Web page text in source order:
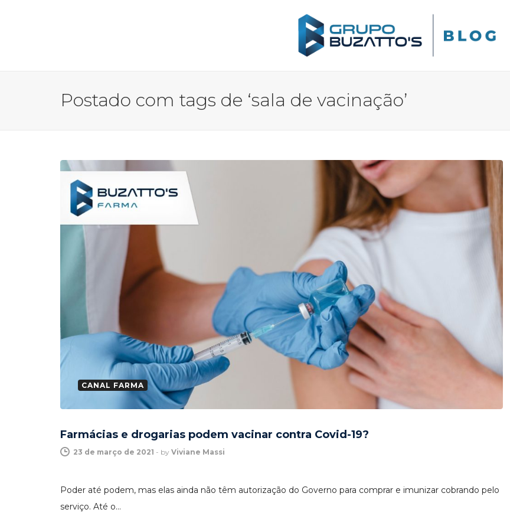
Postado com tags de ‘sala de vacinação’
CANAL FARMA
Farmácias e drogarias podem vacinar contra Covid-19?
23 de março de 2021 - by Viviane Massi
Poder até podem, mas elas ainda não têm autorização do Governo para comprar e imunizar cobrando pelo
serviço. Até o…